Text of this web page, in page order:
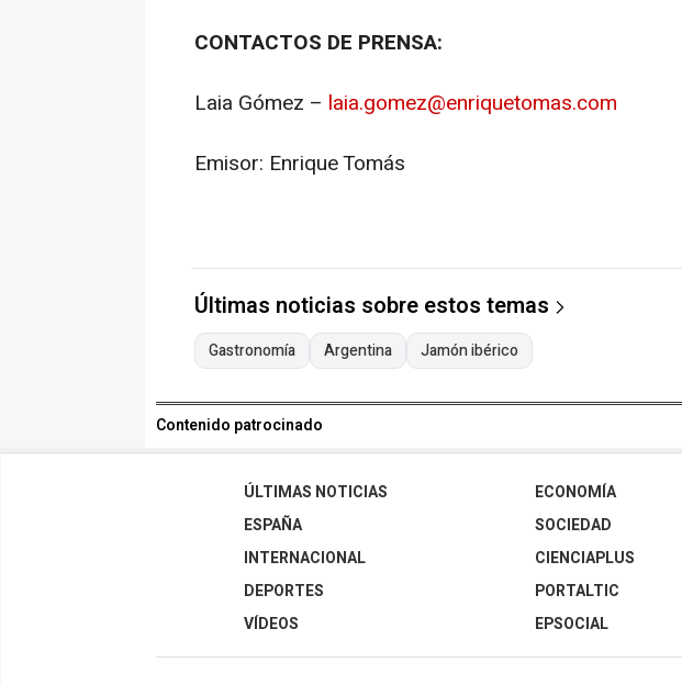
CONTACTOS DE PRENSA:
Laia Gómez – laia.gomez@enriquetomas.com
Emisor: Enrique Tomás
Últimas noticias sobre estos temas
Gastronomía Argentina Jamón ibérico
Contenido patrocinado
ÚLTIMAS NOTICIAS
ESPAÑA
INTERNACIONAL
DEPORTES
VÍDEOS
ECONOMÍA
SOCIEDAD
CIENCIAPLUS
PORTALTIC
EPSOCIAL